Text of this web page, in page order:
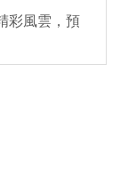
彩風雲，預